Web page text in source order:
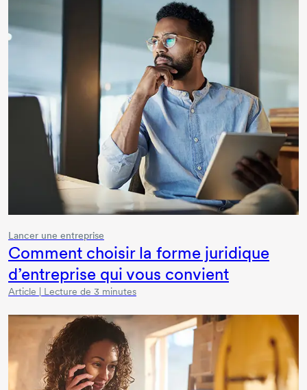
Lancer une entreprise
Comment choisir la forme juridique
d’entreprise qui vous convient
Article | Lecture de 3 minutes